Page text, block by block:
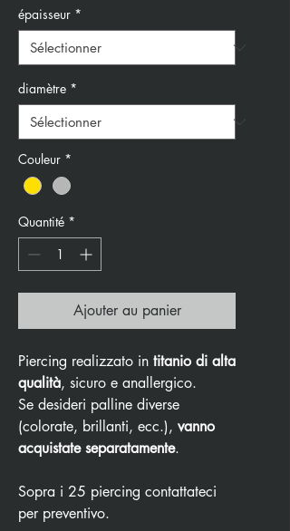
épaisseur *
diamètre *
Couleur *
Quantité *
Ajouter au panier
Piercing realizzato in titanio di alta
qualità, sicuro e anallergico.
Se desideri palline diverse
(colorate, brillanti, ecc.), vanno
acquistate separatamente.
Sopra i 25 piercing contattateci
per preventivo.